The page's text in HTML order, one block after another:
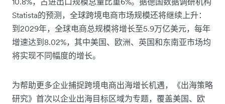
Statista的预测，全球跨境电商市场规模还将继续上升：
到2029年，全球电商总规模将增长至5.9万亿美元，每年
增速达到8.02%，其中美国、欧洲、英国和东南亚市场均
将实现不同幅度的增长。
为帮助更多企业捕捉跨境电商出海增长机遇，《出海策略
研究》首次以企业出海目标区域为专题，覆盖美国、欧